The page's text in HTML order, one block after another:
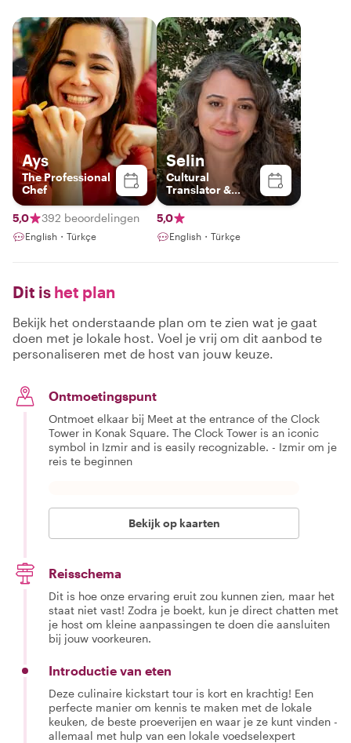
Ays
The Professional
Chef
5,0 392 beoordelingen
English・Türkçe
Selin
Cultural
Translator &
Local Guide
5,0
English・Türkçe
Dit is het plan
Bekijk het onderstaande plan om te zien wat je gaat
doen met je lokale host. Voel je vrij om dit aanbod te
personaliseren met de host van jouw keuze.
Ontmoetingspunt
Ontmoet elkaar bij Meet at the entrance of the Clock
Tower in Konak Square. The Clock Tower is an iconic
symbol in Izmir and is easily recognizable. - Izmir om je
reis te beginnen
Bekijk op kaarten
Reisschema
Dit is hoe onze ervaring eruit zou kunnen zien, maar het
staat niet vast! Zodra je boekt, kun je direct chatten met
je host om kleine aanpassingen te doen die aansluiten
bij jouw voorkeuren.
Introductie van eten
Deze culinaire kickstart tour is kort en krachtig! Een
perfecte manier om kennis te maken met de lokale
keuken, de beste proeverijen en waar je ze kunt vinden -
allemaal met hulp van een lokale voedselexpert